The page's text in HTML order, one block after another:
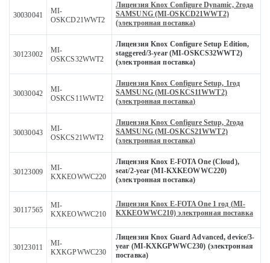
30030041
MI-
OSKCD21WWT2
Лицензия Knox Configure Dynamic, 2года
SAMSUNG (MI-OSKCD21WWT2)
(электронная поставка)
30123002
MI-
OSKCS32WWT2
Лицензия Knox Configure Setup Edition,
staggered/3-year (MI-OSKCS32WWT2)
(электронная поставка)
30030042
MI-
OSKCS11WWT2
Лицензия Knox Configure Setup, 1год
SAMSUNG (MI-OSKCS11WWT2)
(электронная поставка)
30030043
MI-
OSKCS21WWT2
Лицензия Knox Configure Setup, 2года
SAMSUNG (MI-OSKCS21WWT2)
(электронная поставка)
30123009
MI-
KXKEOWWC220
Лицензия Knox E-FOTA One (Cloud),
seat/2-year (MI-KXKEOWWC220)
(электронная поставка)
30117565
MI-
KXKEOWWC210
Лицензия Knox E-FOTA One 1 год (MI-
KXKEOWWC210) электронная поставка
30123011
MI-
KXKGPWWC230
Лицензия Knox Guard Advanced, device/3-
year (MI-KXKGPWWC230) (электронная
поставка)